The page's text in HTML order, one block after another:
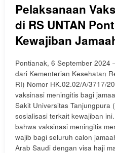
Pelaksanaan
di RS UNTAN
Kewajiban
Pontianak, 6 September 2024
dari Kementerian Kesehatan
RI) Nomor HK.02.02/A/3717/
vaksinasi meningitis bagi
Sakit Universitas Tanjungpura
sosialisasi terkait kewajiban
bahwa vaksinasi meningitis
wajib bagi seluruh calon
Arab Saudi dengan visa haji